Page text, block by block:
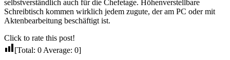
selbstverständlich auch für die Chefetage. Höhenverstellbare
Schreibtisch kommen wirklich jedem zugute, der am PC oder mit
Aktenbearbeitung beschäftigt ist.
Click to rate this post!
[Total: 0 Average: 0]